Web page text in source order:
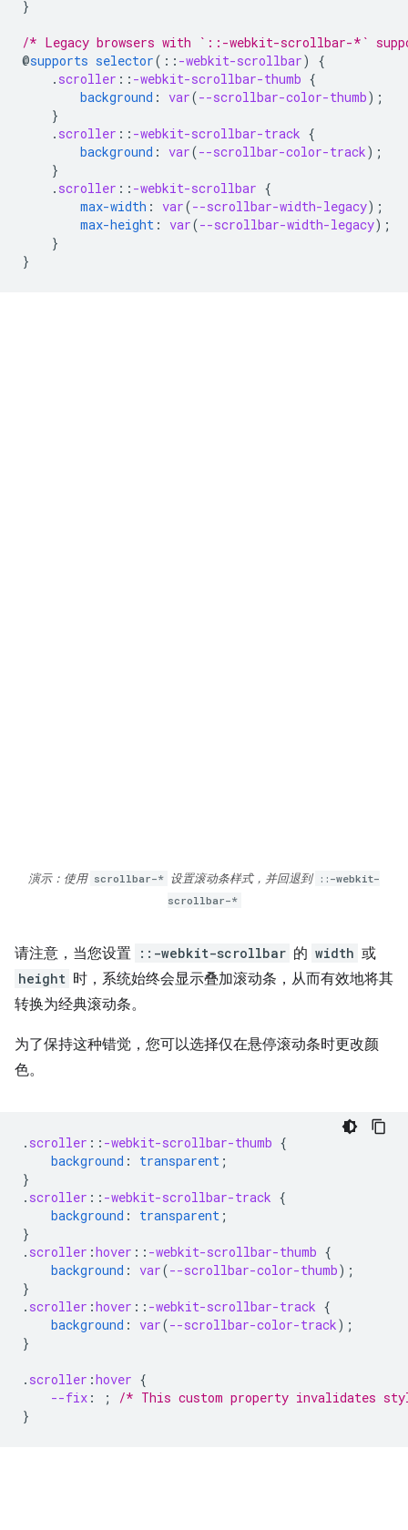
}
/* Legacy browsers with `::-webkit-scrollbar-*`
@supports selector( :: -webkit-scrollbar)
{
. scroller :: -webkit-scrollbar-thumb {
background : var(--scrollbar-color-thumb);
}
. scroller :: -webkit-scrollbar-track {
background : var(--scrollbar-color-track);
}
. scroller :: -webkit-scrollbar {
max-width : var(--scrollbar-width-legacy);
max-height : var(--scrollbar-width-legacy);
}
}
演示：使用 scrollbar-* 设置滚动条样式，并回退到 ::-webkit-
scrollbar-*
请注意，当您设置 ::-webkit-scrollbar 的 width 或
height 时，系统始终会显示叠加滚动条，从而有效地将其
转换为经典滚动条。
为了保持这种错觉，您可以选择仅在悬停滚动条时更改颜
色。
. scroller :: -webkit-scrollbar-thumb {
background : transparent ;
}
. scroller :: -webkit-scrollbar-track {
background : transparent ;
}
. scroller :hover :: -webkit-scrollbar-thumb {
background : var(--scrollbar-color-thumb);
}
. scroller :hover :: -webkit-scrollbar-track {
background : var(--scrollbar-color-track);
}
. scroller :hover {
--fix : ;
/* This custom property invalidates
}